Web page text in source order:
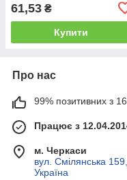
61,53 ₴
Купити
Про нас
99% позитивних з
Працює з
м. Черкаси
вул. Смілянська
Україна